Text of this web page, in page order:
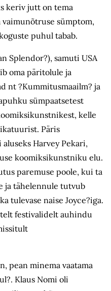
keriv jutt on tema
sümptom,
puhul tabab.
Splendor?), samuti USA
oma päritolule ja
nt ?Kummitusmaailm? ja
sümpaatsetest
kelle
Päris
Harvey Pekari,
koomiksikunstniku elu.
paremuse poole, kui ta
ja tähelennule tutvub
tulevase naise Joyce?iga.
festivalidelt auhindu
pean minema vaatama
Klaus Nomi oli